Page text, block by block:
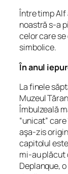
Între timp Alf
noastră s-a
celor care
simbolice.
În anul
La finele
Muzeul
Îmbulzeală
“unicat”
aşa-zis
capitolul
mi-au plăcut
Deplanque,